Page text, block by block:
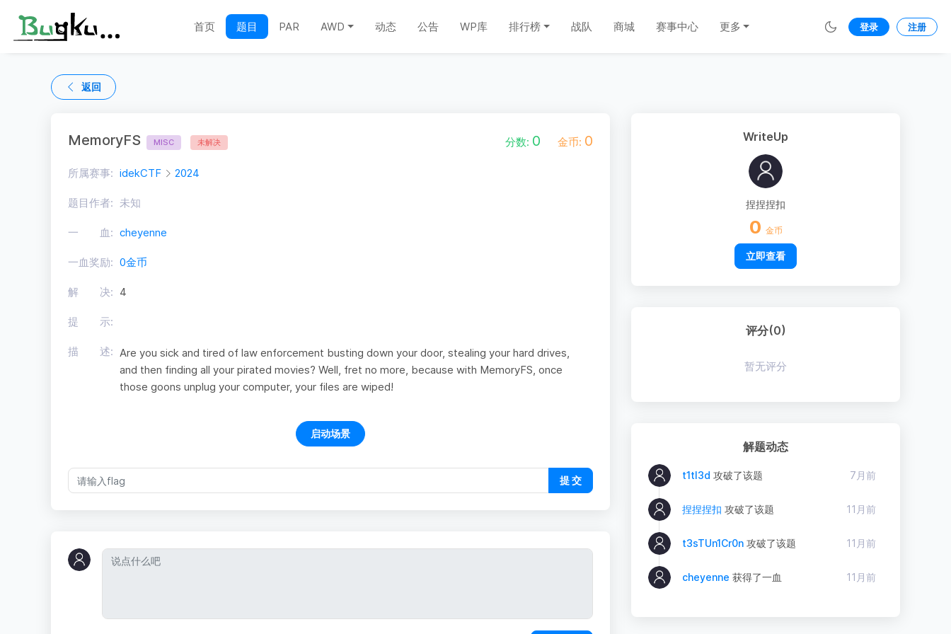
首页 题目 PAR AWD 动态 公告 WP库 排行榜 战队 商城 赛事中心 更多 登录 注册
返回
MemoryFS MISC 未解决 分数: 0 金币: 0
所属赛事: idekCTF 2024
题目作者: 未知
一 血: cheyenne
一血奖励: 0金币
解 决: 4
提 示:
描 述: Are you sick and tired of law enforcement busting down your door, stealing your hard drives,
and then finding all your pirated movies? Well, fret no more, because with MemoryFS, once
those goons unplug your computer, your files are wiped!
启动场景
提 交
WriteUp
捏捏捏扣
0 金币
立即查看
评分(0)
暂无评分
解题动态
t1tl3d 攻破了该题 7月前
捏捏捏扣 攻破了该题 11月前
t3sTUn1Cr0n 攻破了该题 11月前
cheyenne 获得了一血 11月前